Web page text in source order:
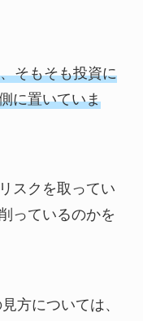
そもそも投資に
に置いていま
スクを取ってい
っているのかを
方については、